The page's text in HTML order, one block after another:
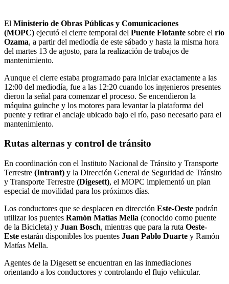
El Ministerio de Obras Públicas y Comunicaciones
(MOPC) ejecutó el cierre temporal del Puente Flotante sobre el río
Ozama, a partir del mediodía de este sábado y hasta la misma hora
del martes 13 de agosto, para la realización de trabajos de
mantenimiento.
Aunque el cierre estaba programado para iniciar exactamente a las
12:00 del mediodía, fue a las 12:20 cuando los ingenieros presentes
dieron la señal para comenzar el proceso. Se encendieron la
máquina guinche y los motores para levantar la plataforma del
puente y retirar el anclaje ubicado bajo el río, paso necesario para el
mantenimiento.
Rutas alternas y control de tránsito
En coordinación con el Instituto Nacional de Tránsito y Transporte
Terrestre (Intrant) y la Dirección General de Seguridad de Tránsito
y Transporte Terrestre (Digesett), el MOPC implementó un plan
especial de movilidad para los próximos días.
Los conductores que se desplacen en dirección Este-Oeste podrán
utilizar los puentes Ramón Matías Mella (conocido como puente
de la Bicicleta) y Juan Bosch, mientras que para la ruta Oeste-
Este estarán disponibles los puentes Juan Pablo Duarte y Ramón
Matías Mella.
Agentes de la Digesett se encuentran en las inmediaciones
orientando a los conductores y controlando el flujo vehicular.